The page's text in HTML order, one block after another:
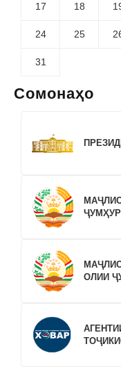
17 18
24 25
31
Сомонаҳо
ОЛИИ